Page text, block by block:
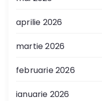
aprilie 2026
martie 2026
februarie 2026
ianuarie 2026